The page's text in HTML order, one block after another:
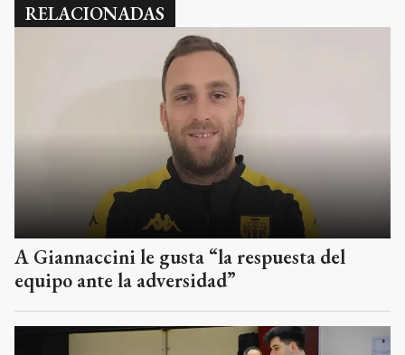
RELACIONADAS
A Giannaccini le gusta “la respuesta del
equipo ante la adversidad”